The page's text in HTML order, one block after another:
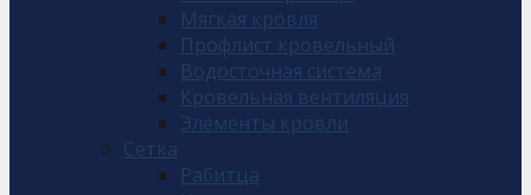
Мягкая кровля
Профлист кровельный
Водосточная система
Кровельная вентиляция
Элементы кровли
Сетка
Рабитца